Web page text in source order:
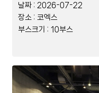
날짜 : 2026-07-08
장소 : 킨텍스
부스크기 : 2부스
날짜 : 2026-07-22
장소 : 코엑스
부스크기 : 10부스
날짜 : 2026-07-08
장소 : 킨텍스
부스크기 : 2부스
날짜 : 2026-07-22
장소 : 코엑스
부스크기 : 10부스